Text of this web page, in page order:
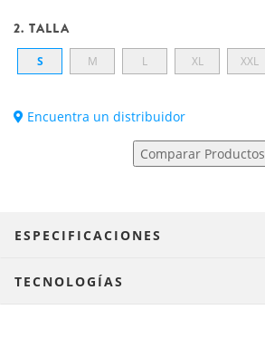
2. TALLA
S M L XL XXL
Encuentra un distribuidor
Comparar Productos
ESPECIFICACIONES
TECNOLOGÍAS